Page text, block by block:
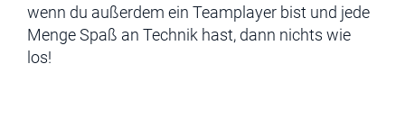
wenn du außerdem ein Teamplayer bist und jede
Menge Spaß an Technik hast, dann nichts wie
los!